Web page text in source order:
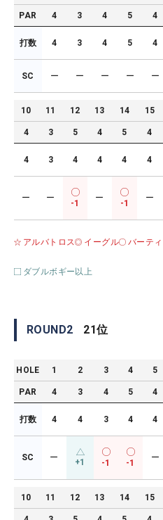
PAR 4 3 4 5 4
打数 4 3 4 5 4
SC ー ー ー ー ー
10 11 12 13 14 15
4 3 5 4 5 4
4 3 4 4 4 4
ー ー
-1
ー
-1
ー
アルバトロス イーグル バーティ
ダブルボギー以上
ROUND2 21位
HOLE 1 2 3 4 5
PAR 4 3 4 5 4
打数 4 4 3 4 4
SC ー +1 -1 -1
ー
10 11 12 13 14 15